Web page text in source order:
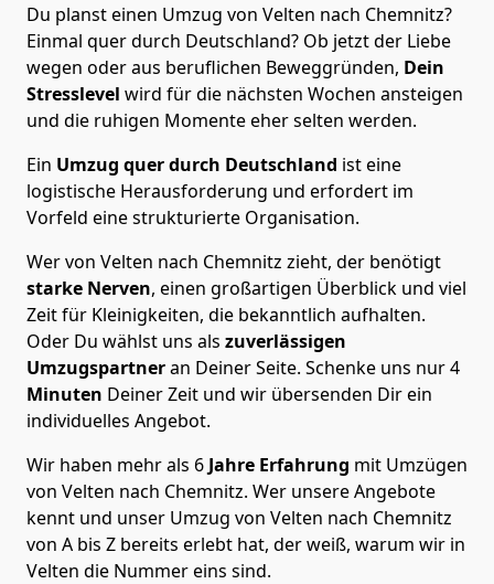
Du planst einen Umzug von Velten nach Chemnitz?
Einmal quer durch Deutschland? Ob jetzt der Liebe
wegen oder aus beruflichen Beweggründen, Dein
Stresslevel wird für die nächsten Wochen ansteigen
und die ruhigen Momente eher selten werden.
Ein Umzug quer durch Deutschland ist eine
logistische Herausforderung und erfordert im
Vorfeld eine strukturierte Organisation.
Wer von Velten nach Chemnitz zieht, der benötigt
starke Nerven, einen großartigen Überblick und viel
Zeit für Kleinigkeiten, die bekanntlich aufhalten.
Oder Du wählst uns als zuverlässigen
Umzugspartneran Deiner Seite. Schenke uns nur4
Minuten Deiner Zeit und wir übersenden Dir ein
individuelles Angebot.
Wir haben mehr als 6 Jahre Erfahrung mit Umzügen
von Velten nach Chemnitz. Wer unsere Angebote
kennt und unser Umzug von Velten nach Chemnitz
von A bis Z bereits erlebt hat, der weiß, warum wir in
Velten die Nummer eins sind.